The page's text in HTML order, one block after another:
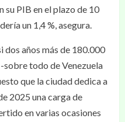
su PIB en el plazo de 10
un 1,4 %, asegura.
dos años más de 180.000
todo de Venezuela
que la ciudad dedica a
2025 una carga de
en varias ocasiones